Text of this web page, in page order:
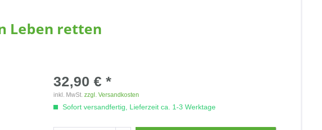
Leben retten
32,90 € *
inkl. MwSt.zzgl. Versandkosten
Sofort versandfertig, Lieferzeit ca. 1-3 Werktage